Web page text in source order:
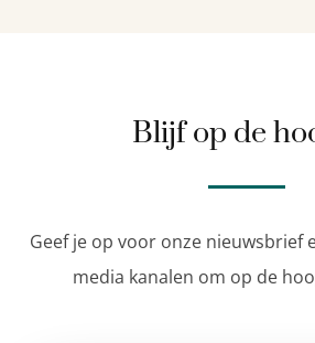
Blijf op de
Geef je op voor onze nieuwsbrief
media kanalen om op de